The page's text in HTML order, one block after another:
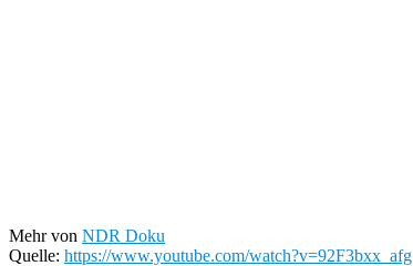
Mehr von NDR Doku
Quelle: https://www.youtube.com/watch?v=92F3bxx_afg